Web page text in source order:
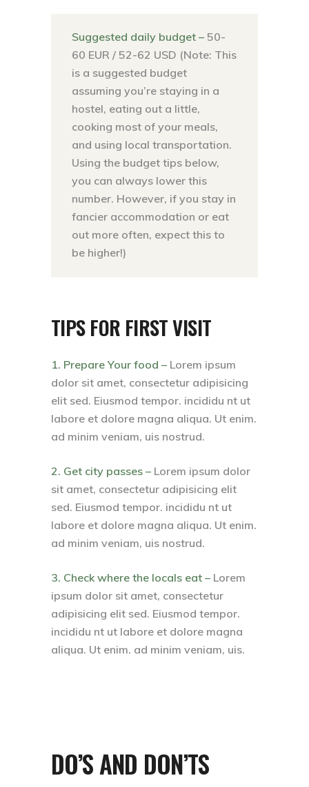
Suggested daily budget – 50-
60 EUR / 52-62 USD (Note: This
is a suggested budget
assuming you’re staying in a
hostel, eating out a little,
cooking most of your meals,
and using local transportation.
Using the budget tips below,
you can always lower this
number. However, if you stay in
fancier accommodation or eat
out more often, expect this to
be higher!)
TIPS FOR FIRST VISIT
1. Prepare Your food – Lorem ipsum
dolor sit amet, consectetur adipisicing
elit sed. Eiusmod tempor. incididu nt ut
labore et dolore magna aliqua. Ut enim.
ad minim veniam, uis nostrud.
2. Get city passes – Lorem ipsum dolor
sit amet, consectetur adipisicing elit
sed. Eiusmod tempor. incididu nt ut
labore et dolore magna aliqua. Ut enim.
ad minim veniam, uis nostrud.
3. Check where the locals eat – Lorem
ipsum dolor sit amet, consectetur
adipisicing elit sed. Eiusmod tempor.
incididu nt ut labore et dolore magna
aliqua. Ut enim. ad minim veniam, uis.
DO’S AND DON’TS